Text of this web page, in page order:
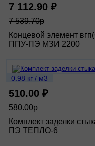
7 112.90 ₽
7 539.70р
Концевой элемент
ППУ-ПЭ МЗИ 2200
0.98 кг / м3
510.00 ₽
580.00р
Комплект заделки
ПЭ ТЕПЛО-6